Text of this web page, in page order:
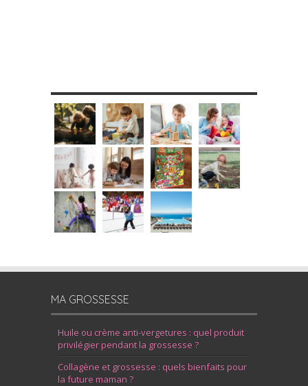
MA GROSSESSE
Huile ou crème anti-vergetures : quel produit
privilégier pendant la grossesse ?
Collagène et grossesse : quels bienfaits pour
la future maman ?